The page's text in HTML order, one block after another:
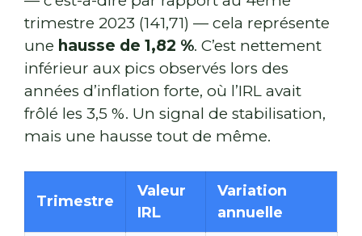
trimestre 2023 (141,71) — cela représente
une hausse de 1,82 %. C’est nettement
inférieur aux pics observés lors des
années d’inflation forte, où l’IRL avait
frôlé les 3,5 %. Un signal de stabilisation,
mais une hausse tout de même.
Trimestre
Valeur
IRL
Variation
annuelle